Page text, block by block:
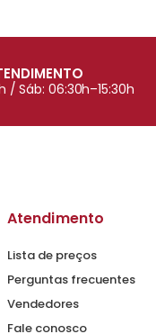
/ Sáb: 06:30h–15:30h
Atendimento
Lista de preços
Perguntas frecuentes
Vendedores
Fale conosco